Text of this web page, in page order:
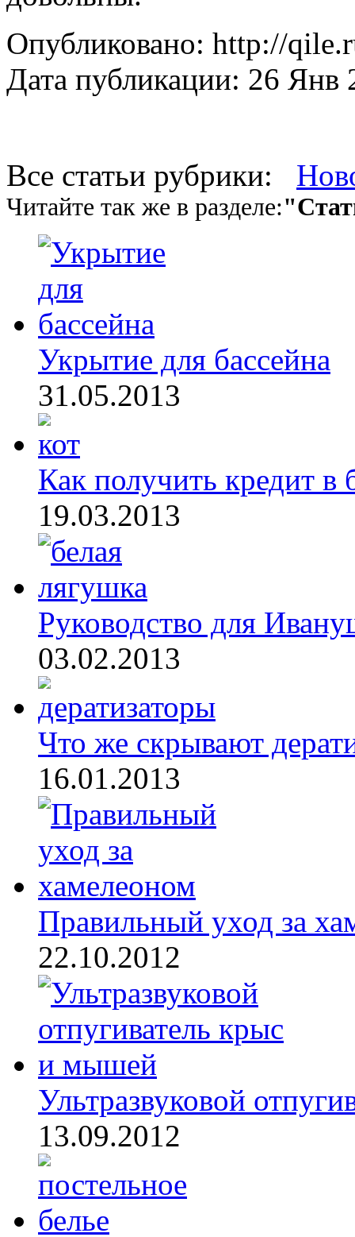
Опубликовано: http://
Дата публикации: 26 Янв
Все статьи рубрики:
Читайте так же в разделе:
Укрытие для бассейна
31.05.2013
Как получить кредит в
19.03.2013
Руководство для
03.02.2013
Что же скрывают
16.01.2013
Правильный уход за
22.10.2012
Ультразвуковой
13.09.2012